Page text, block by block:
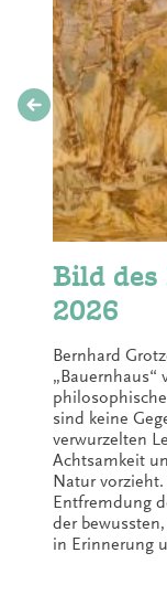
Bild
2026
Bernhard
„Bauernhaus“
sind keine
verwurzelten
Achtsamkeit
Natur
Entfremdung
der
in Erinnerung